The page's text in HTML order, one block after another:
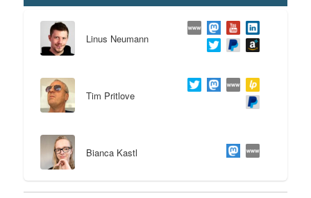
Linus Neumann
Tim Pritlove
Bianca Kastl